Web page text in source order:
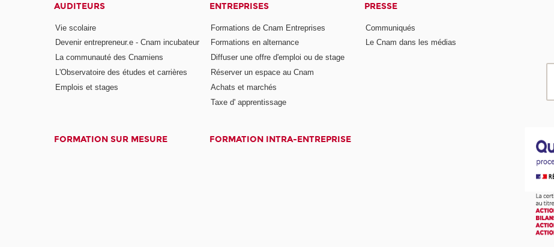
AUDITEURS
Vie scolaire
Devenir entrepreneur.e - Cnam incubateur
La communauté des Cnamiens
L'Observatoire des études et carrières
Emplois et stages
ENTREPRISES
Formations de Cnam Entreprises
Formations en alternance
Diffuser une offre d'emploi ou de stage
Réserver un espace au Cnam
Achats et marchés
Taxe d' apprentissage
PRESSE
Communiqués
Le Cnam dans les médias
FORMATION SUR MESURE FORMATION INTRA-ENTREPRISE